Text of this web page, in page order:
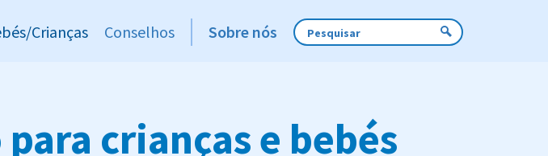
Crianças Conselhos Sobre nós
crianças e bebés